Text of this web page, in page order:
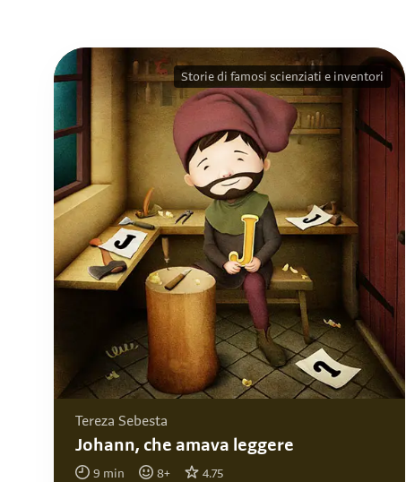
Tereza Sebesta
Johann, che amava leggere
9 min 8+ 4.75
Storie di famosi scienziati e inventori